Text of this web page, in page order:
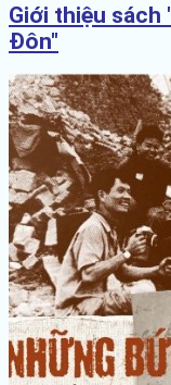
Giới thiệu sách
Đôn"